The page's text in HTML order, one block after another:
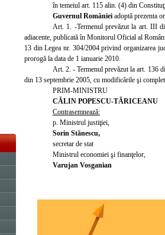
în temeiul art. 115 alin. (4) din
Guvernul României adoptă prezenta
Art. 1. -Termenul prevăzut la art. III
adiacente, publicată în Monitorul Oficial al
13 din Legea nr. 304/2004 privind organizarea
prorogă la data de 1 ianuarie 2010.
Art. 2. - Termenul prevăzut la art. 136
din 13 septembrie 2005, cu modificările şi
PRIM-MINISTRU
CĂLIN POPESCU-TĂRICEANU
Contrasemnează:
p. Ministrul justiţiei,
Sorin Stănescu,
secretar de stat
Ministrul economiei şi finanţelor,
Varujan Vosganian